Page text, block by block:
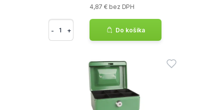
4,87 € bez DPH
- + Do košíka